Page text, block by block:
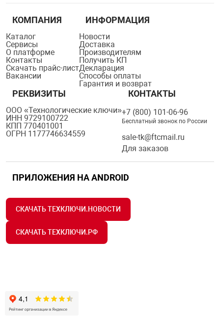
КОМПАНИЯ
Каталог
Сервисы
О платформе
Контакты
Скачать прайс-лист
Вакансии
ИНФОРМАЦИЯ
Новости
Доставка
Производителям
Получить КП
Декларация
Способы оплаты
Гарантия и возврат
РЕКВИЗИТЫ
ООО «Технологические ключи»
ИНН 9729100722
КПП 770401001
ОГРН 1177746634559
КОНТАКТЫ
+7 (800) 101-06-96
Бесплатный звонок по России
sale-tk@ftcmail.ru
Для заказов
ПРИЛОЖЕНИЯ НА ANDROID
СКАЧАТЬ ТЕХКЛЮЧИ.НОВОСТИ
СКАЧАТЬ ТЕХКЛЮЧИ.РФ